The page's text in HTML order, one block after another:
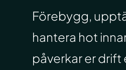
Förebygg,
hantera hot
påverkar er drift